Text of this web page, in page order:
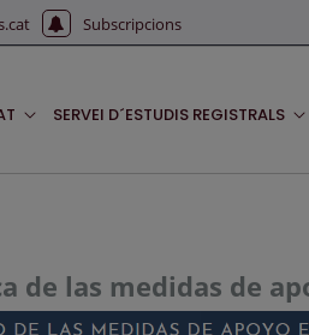
Subscripcions
SERVEI D´ESTUDIS REGISTRALS
de las medidas de